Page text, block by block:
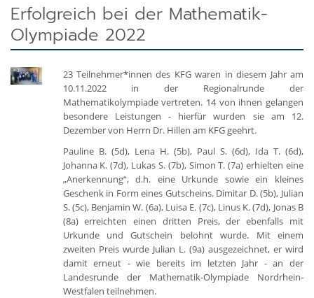
Erfolgreich bei der Mathematik-
Olympiade 2022
23 Teilnehmer*innen des KFG waren in diesem Jahr am
10.11.2022 in der Regionalrunde der
Mathematikolympiade vertreten. 14 von ihnen gelangen
besondere Leistungen - hierfür wurden sie am 12.
Dezember von Herrn Dr. Hillen am KFG geehrt.
Pauline B. (5d), Lena H. (5b), Paul S. (6d), Ida T. (6d),
Johanna K. (7d), Lukas S. (7b), Simon T. (7a) erhielten eine
„Anerkennung“, d.h. eine Urkunde sowie ein kleines
Geschenk in Form eines Gutscheins. Dimitar D. (5b), Julian
S. (5c), Benjamin W. (6a), Luisa E. (7c), Linus K. (7d), Jonas B
(8a) erreichten einen dritten Preis, der ebenfalls mit
Urkunde und Gutschein belohnt wurde. Mit einem
zweiten Preis wurde Julian L. (9a) ausgezeichnet, er wird
damit erneut - wie bereits im letzten Jahr - an der
Landesrunde der Mathematik-Olympiade Nordrhein-
Westfalen teilnehmen.